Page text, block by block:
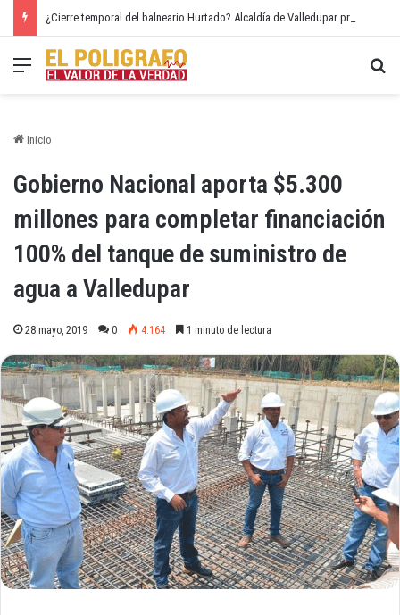
Menú
Inicio
Gobierno Nacional aporta $5.300
millones para completar financiación
100% del tanque de suministro de
agua a Valledupar
28 mayo, 2019 0 4.164 1 minuto de lectura